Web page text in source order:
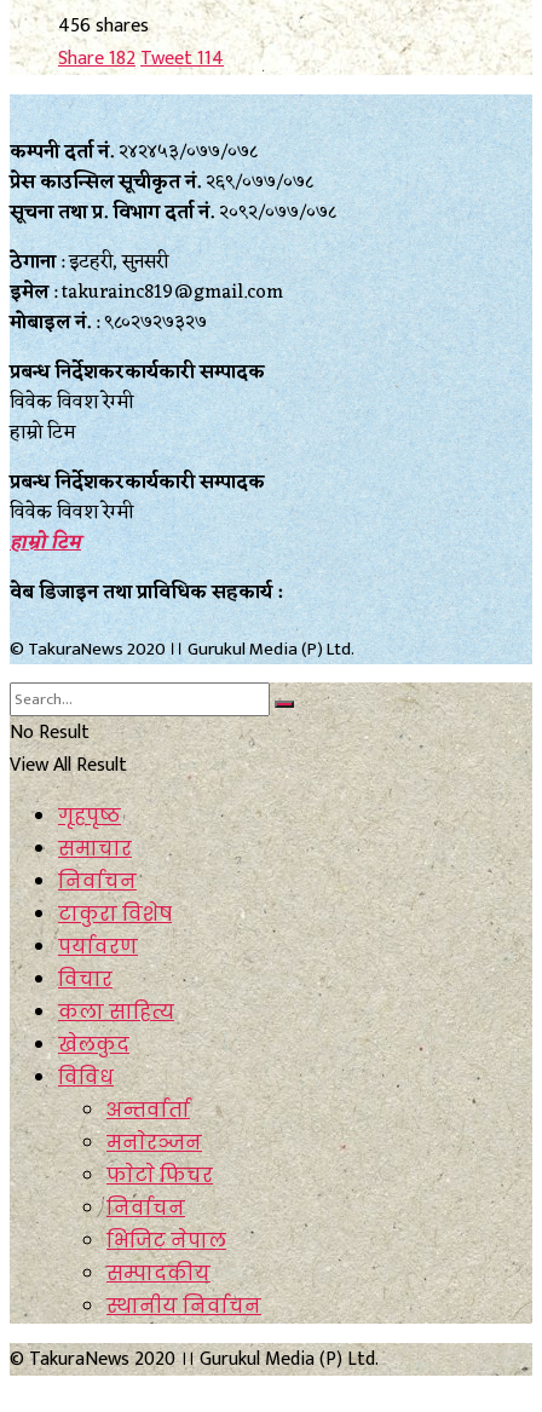
456 shares
Share182Tweet114
कम्पनी दर्ता नं.२४२४५३/०७७/०७८
प्रेस काउन्सिल सूचीकृत नं.२६९/०७७/०७८
सूचना तथा प्र‍. विभाग दर्ता नं.२०९२/०७७/०७८
ठेगाना: इटहरी, सुनसरी
इमेल: takurainc819@gmail.com
मोबाइल नं.: ९८०२७२७३२७
प्रबन्ध निर्देशकरकार्यकारी सम्पादक
विवेक विवश रेग्मी
हाम्रो टिम
प्रबन्ध निर्देशकरकार्यकारी सम्पादक
विवेक विवश रेग्मी
हाम्रो टिम
वेब डिजाइन तथा प्राविधिक सहकार्य :
© TakuraNews 2020 ।। Gurukul Media (P) Ltd.
No Result
View All Result
गृहपृष्ठ
समाचार
निर्वाचन
टाकुरा विशेष
पर्यावरण
विचार
कला साहित्य
खेलकुद
विविध
अन्तर्वार्ता
मनाेरञ्जन
फाेटाे फिचर
निर्वाचन
भिजिट नेपाल
सम्पादकीय
स्थानीय निर्वाचन
© TakuraNews 2020 ।। Gurukul Media (P) Ltd.